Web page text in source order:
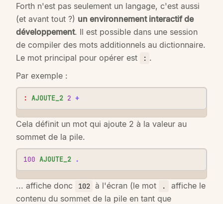
Forth n'est pas seulement un langage, c'est aussi
(et avant tout ?) un environnement interactif de
développement. Il est possible dans une session
de compiler des mots additionnels au dictionnaire.
Le mot principal pour opérer est
: .
Par exemple :
: AJOUTE_2 2 +
Cela définit un mot qui ajoute 2 à la valeur au
sommet de la pile.
100 AJOUTE_2 .
... affiche donc 102 à l'écran (le mot .
affiche le
contenu du sommet de la pile en tant que